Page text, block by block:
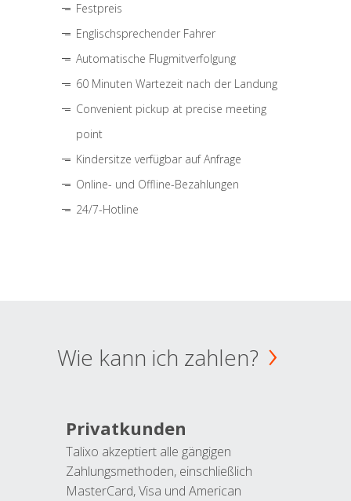
Festpreis
Englischsprechender Fahrer
Automatische Flugmitverfolgung
60 Minuten Wartezeit nach der Landung
Convenient pickup at precise meeting
point
Kindersitze verfügbar auf Anfrage
Online- und Offline-Bezahlungen
24/7-Hotline
Wie kann ich zahlen?
Privatkunden
Talixo akzeptiert alle gängigen
Zahlungsmethoden, einschließlich
MasterCard, Visa und American